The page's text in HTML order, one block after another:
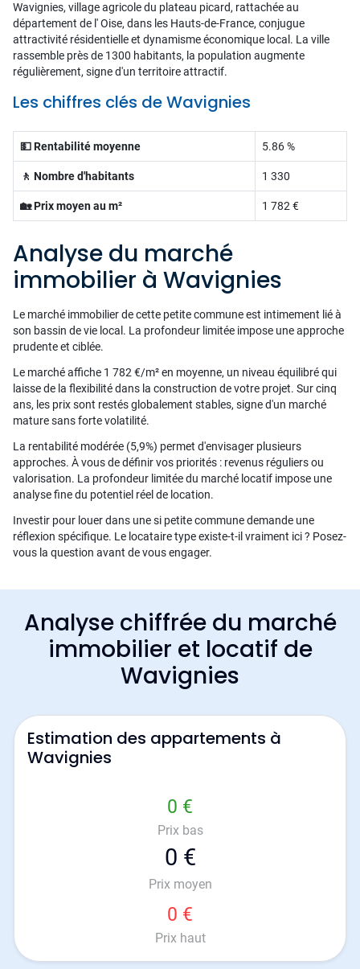
Wavignies, village agricole du plateau picard, rattachée au
département de l' Oise, dans les Hauts-de-France, conjugue
attractivité résidentielle et dynamisme économique local. La ville
rassemble près de 1300 habitants, la population augmente
régulièrement, signe d'un territoire attractif.
Les chiffres clés de Wavignies
💵 Rentabilité moyenne 5.86 %
🚶 Nombre d'habitants 1 330
🏡 Prix moyen au m² 1 782 €
Analyse du marché
immobilier à Wavignies
Le marché immobilier de cette petite commune est intimement lié à
son bassin de vie local. La profondeur limitée impose une approche
prudente et ciblée.
Le marché affiche 1 782 €/m² en moyenne, un niveau équilibré qui
laisse de la flexibilité dans la construction de votre projet. Sur cinq
ans, les prix sont restés globalement stables, signe d'un marché
mature sans forte volatilité.
La rentabilité modérée (5,9%) permet d'envisager plusieurs
approches. À vous de définir vos priorités : revenus réguliers ou
valorisation. La profondeur limitée du marché locatif impose une
analyse fine du potentiel réel de location.
Investir pour louer dans une si petite commune demande une
réflexion spécifique. Le locataire type existe-t-il vraiment ici ? Posez-
vous la question avant de vous engager.
Analyse chiffrée du marché
immobilier et locatif de
Wavignies
Estimation des appartements à
Wavignies
0 €
Prix bas
0 €
Prix moyen
0 €
Prix haut